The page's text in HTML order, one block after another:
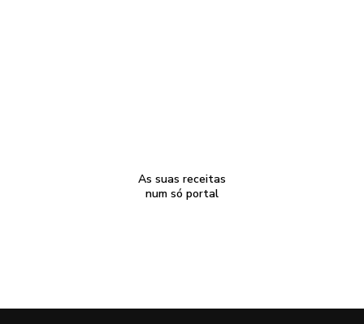
As suas receitas
num só portal